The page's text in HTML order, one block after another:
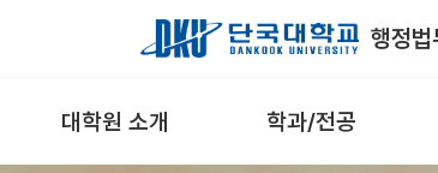
Skip to Main Content
행정법
대학원 소개 학과/전공